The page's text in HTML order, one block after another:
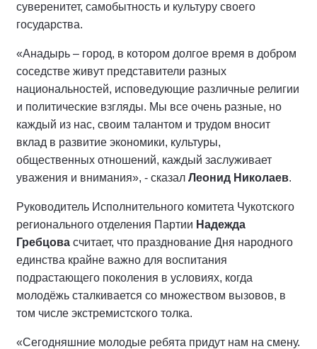
суверенитет, самобытность и культуру своего
государства.
«Анадырь – город, в котором долгое время в добром
соседстве живут представители разных
национальностей, исповедующие различные религии
и политические взгляды. Мы все очень разные, но
каждый из нас, своим талантом и трудом вносит
вклад в развитие экономики, культуры,
общественных отношений, каждый заслуживает
уважения и внимания», - сказал Леонид Николаев.
Руководитель Исполнительного комитета Чукотского
регионального отделения Партии Надежда
Гребцова считает, что празднование Дня народного
единства крайне важно для воспитания
подрастающего поколения в условиях, когда
молодёжь сталкивается со множеством вызовов, в
том числе экстремистского толка.
«Сегодняшние молодые ребята придут нам на смену.